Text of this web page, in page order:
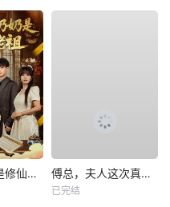
天降太奶奶是修仙老祖 傅总，夫人这次真的死了
已完结